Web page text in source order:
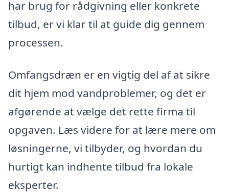
har brug for rådgivning eller konkrete
tilbud, er vi klar til at guide dig gennem
processen.
Omfangsdræn er en vigtig del af at sikre
dit hjem mod vandproblemer, og det er
afgørende at vælge det rette firma til
opgaven. Læs videre for at lære mere om
løsningerne, vi tilbyder, og hvordan du
hurtigt kan indhente tilbud fra lokale
eksperter.